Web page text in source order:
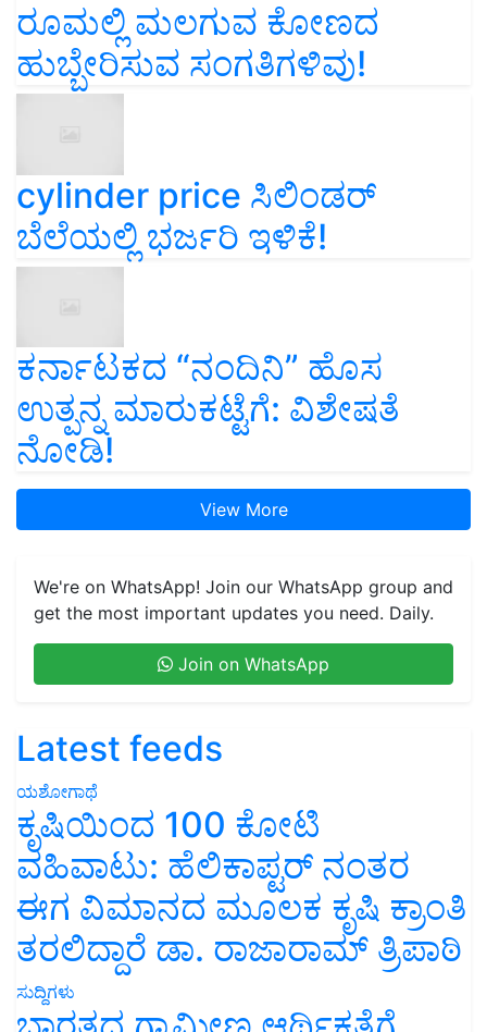
ರೂಮಲ್ಲಿ ಮಲಗುವ ಕೋಣದ
ಹುಬ್ಬೇರಿಸುವ ಸಂಗತಿಗಳಿವು!
cylinder price ಸಿಲಿಂಡರ್‌
ಬೆಲೆಯಲ್ಲಿ ಭರ್ಜರಿ ಇಳಿಕೆ!
ಕರ್ನಾಟಕದ “ನಂದಿನಿ” ಹೊಸ
ಉತ್ಪನ್ನ ಮಾರುಕಟ್ಟೆಗೆ: ವಿಶೇಷತೆ
ನೋಡಿ!
View More
We're on WhatsApp! Join our WhatsApp group and
get the most important updates you need. Daily.
Join on WhatsApp
Latest feeds
ಯಶೋಗಾಥೆ
ಕೃಷಿಯಿಂದ 100 ಕೋಟಿ
ವಹಿವಾಟು: ಹೆಲಿಕಾಪ್ಟರ್ ನಂತರ
ಈಗ ವಿಮಾನದ ಮೂಲಕ ಕೃಷಿ ಕ್ರಾಂತಿ
ತರಲಿದ್ದಾರೆ ಡಾ. ರಾಜಾರಾಮ್ ತ್ರಿಪಾಠಿ
ಸುದ್ದಿಗಳು